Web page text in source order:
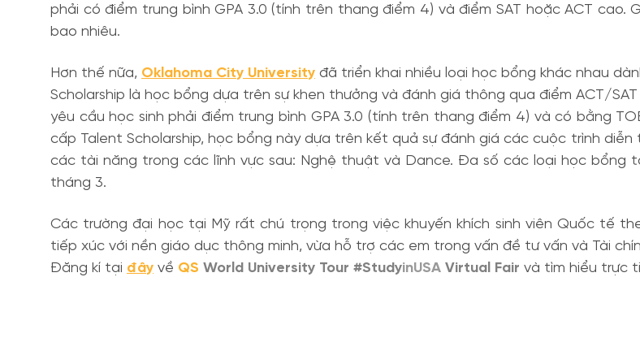
phải có điểm trung bình GPA 3.0 (tính trên thang điểm 4) và điểm SAT hoặc ACT
bao nhiêu.
Hơn thế nữa, Oklahoma City University đã triển khai nhiều loại học bổng khác nhau
Scholarship là học bổng dựa trên sự khen thưởng và đánh giá thông qua điểm ACT/
yêu cầu học sinh phải điểm trung bình GPA 3.0 (tính trên thang điểm 4) và có bằng
cấp Talent Scholarship, học bổng này dựa trên kết quả sự đánh giá các cuộc trình
các tài năng trong các lĩnh vực sau: Nghệ thuật và Dance. Đa số các loại học bổng
tháng 3.
Các trường đại học tại Mỹ rất chú trọng trong việc khuyến khích sinh viên Quốc tế
tiếp xúc với nền giáo dục thông minh, vừa hỗ trợ các em trong vấn đề tư vấn và Tài
Đăng kí tại đây về QS World University Tour #StudyinUSA Virtual Fair và tìm hiểu trực